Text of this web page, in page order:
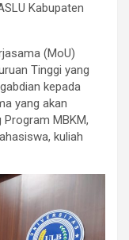
Kabupaten
(MoU)
Tinggi yang
kepada
yang akan
MBKM,
kuliah